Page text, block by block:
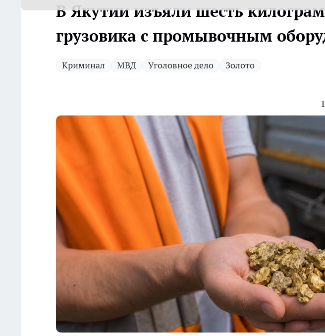
В Якутии изъяли шесть
грузовика с промывочным
Криминал МВД Уголовное дело Золото